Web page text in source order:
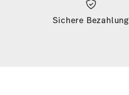
Sichere Bezahlung